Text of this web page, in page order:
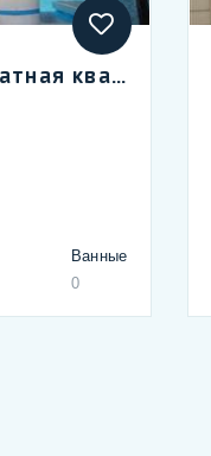
Просторная трехкомнатная квартира с видом на море в Сарафово Морской Клуб
Ванные
0